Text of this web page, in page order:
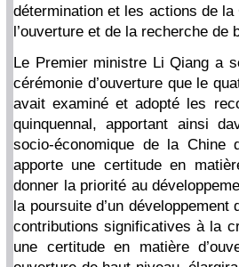
détermination et les actions de
l’ouverture et de la recherche de
Le Premier ministre Li Qiang a
cérémonie d’ouverture que le
avait examiné et adopté les
quinquennal, apportant ainsi
socio-économique de la Chine
apporte une certitude en
donner la priorité au
la poursuite d’un
contributions significatives à la
une certitude en matière